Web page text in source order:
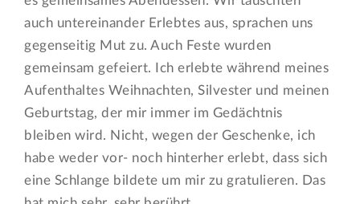
auch untereinander Erlebtes aus, sprachen uns
gegenseitig Mut zu. Auch Feste wurden
gemeinsam gefeiert. Ich erlebte während meines
Aufenthaltes Weihnachten, Silvester und meinen
Geburtstag, der mir immer im Gedächtnis
bleiben wird. Nicht, wegen der Geschenke, ich
habe weder vor- noch hinterher erlebt, dass sich
eine Schlange bildete um mir zu gratulieren. Das